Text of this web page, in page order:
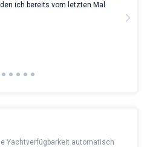
ich bereits vom letzten Mal
Yachtverfügbarkeit automatisch